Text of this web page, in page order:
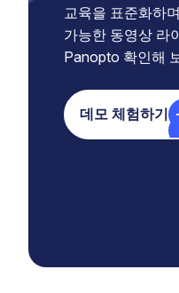
교육을 표준화하
가능한 동영상 라
Panopto 확인해
데모 체험하기